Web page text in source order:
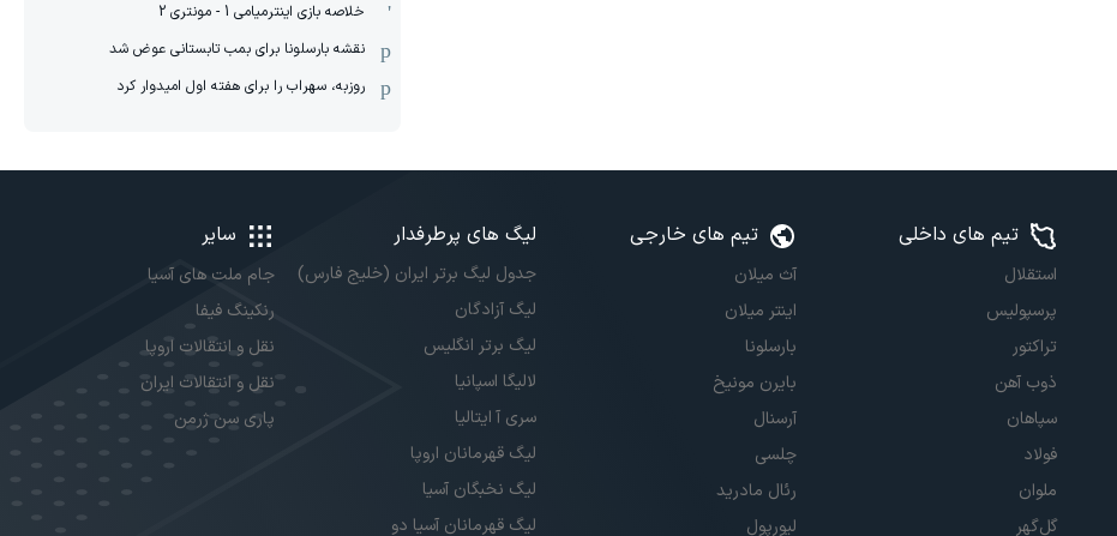
خلاصه بازی اینترمیامی 1 - مونتری 2
نقشه بارسلونا برای بمب تابستانی عوض شد
روزبه، سهراب را برای هفته اول امیدوار کرد
تیم های داخلی
استقلال
پرسپولیس
تراکتور
ذوب آهن
سپاهان
فولاد
ملوان
گل‌گهر
تیم های خارجی
آث میلان
اینتر میلان
بارسلونا
بایرن مونیخ
آرسنال
چلسی
رئال مادرید
لیورپول
لیگ های پرطرفدار
جدول لیگ برتر ایران (خلیج فارس)
لیگ آزادگان
لیگ برتر انگلیس
لالیگا اسپانیا
سری آ ایتالیا
لیگ قهرمانان اروپا
لیگ نخبگان آسیا
لیگ قهرمانان آسیا دو
سایر
جام ملت های آسیا
رنکینگ فیفا
نقل و انتقالات اروپا
نقل و انتقالات ایران
پاری سن ژرمن